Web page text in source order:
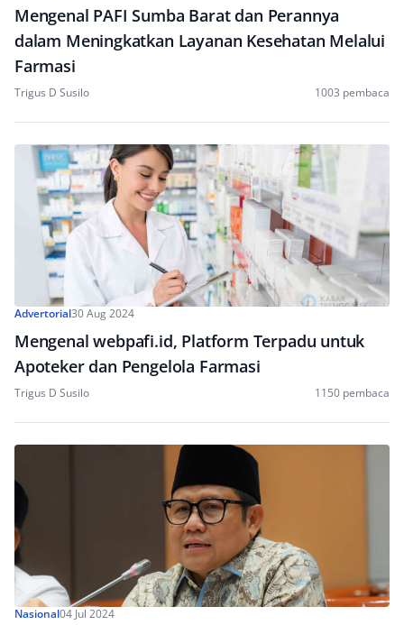
Mengenal PAFI Sumba Barat dan Perannya
dalam Meningkatkan Layanan Kesehatan Melalui
Farmasi
Trigus D Susilo 1003 pembaca
Advertorial30 Aug 2024
Mengenal webpafi.id, Platform Terpadu untuk
Apoteker dan Pengelola Farmasi
Trigus D Susilo 1150 pembaca
Nasional04 Jul 2024